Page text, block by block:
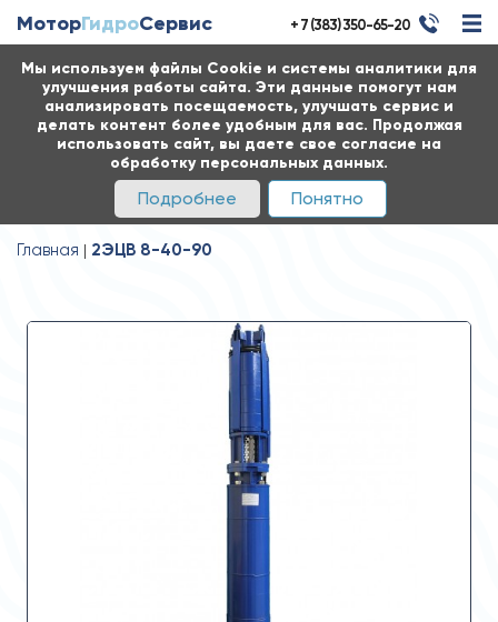
Мы используем файлы Cookie и системы аналитики для
улучшения работы сайта. Эти данные помогут нам
анализировать посещаемость, улучшать сервис и
делать контент более удобным для вас. Продолжая
использовать сайт, вы даете свое согласие на
обработку персональных данных.
Подробнее Понятно
МоторГидроСервис + 7 (383) 350-65-20
Главная 2ЭЦВ 8-40-90